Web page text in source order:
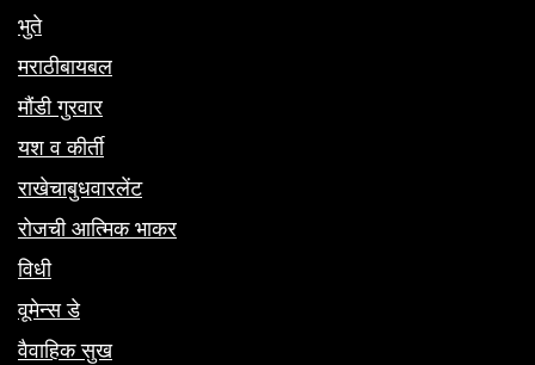
भुते
मराठीबायबल
मौंडी गुरवार
यश व कीर्ती
राखेचाबुधवारलेंट
रोजची आत्मिक भाकर
विधी
वूमेन्स डे
वैवाहिक सुख